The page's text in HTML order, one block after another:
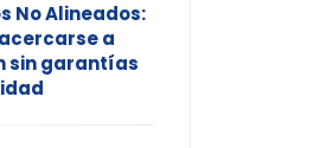
No Alineados:
a
sin garantías